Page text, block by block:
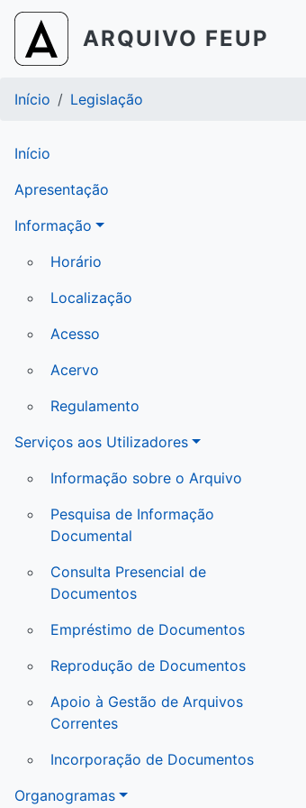
Passar
principal
ARQUIVO FEUP
Navegação
Início Legislação
menulateral
Início
Apresentação
Informação
Horário
Localização
Acesso
Acervo
Regulamento
Serviços aos Utilizadores
Informação sobre o Arquivo
Pesquisa de Informação
Documental
Consulta Presencial de
Documentos
Empréstimo de Documentos
Reprodução de Documentos
Apoio à Gestão de Arquivos
Correntes
Incorporação de Documentos
Organogramas